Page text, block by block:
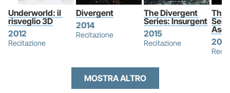
Underworld: il
risveglio 3D
2012
Recitazione
Divergent
2014
Recitazione
The Divergent
Series: Insurgent
2015
Recitazione
The
2021
MOSTRA ALTRO